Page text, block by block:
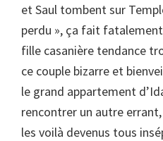
et Saul tombent sur
perdu », ça fait
fille casanière tendance
ce couple bizarre et
le grand appartement
rencontrer un autre
les voilà devenus tous